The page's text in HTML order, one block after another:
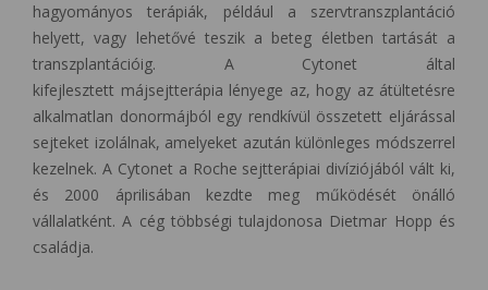
hagyományos terápiák, például a szervtranszplantáció
helyett, vagy lehetővé teszik a beteg életben tartását a
transzplantációig. A Cytonet által
kifejlesztett májsejtterápia lényege az, hogy az átültetésre
alkalmatlan donormájból egy rendkívül összetett eljárással
sejteket izolálnak, amelyeket azután különleges módszerrel
kezelnek. A Cytonet a Roche sejtterápiai divíziójából vált ki,
és 2000 áprilisában kezdte meg működését önálló
vállalatként. A cég többségi tulajdonosa Dietmar Hopp és
családja.